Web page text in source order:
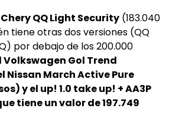
QQ Light Security (183.040
tiene otras dos versiones (QQ
por debajo de los 200.000
Volkswagen Gol Trend
Nissan March Active Pure
y el up! 1.0 take up! + AA3P
tiene un valor de 197.749